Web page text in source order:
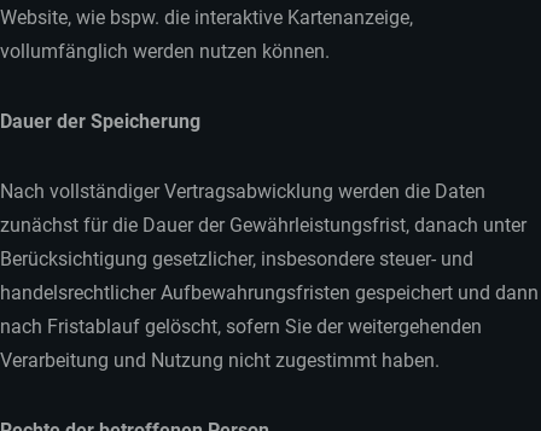
Website, wie bspw. die interaktive Kartenanzeige,
vollumfänglich werden nutzen können.
Dauer der Speicherung
Nach vollständiger Vertragsabwicklung werden die Daten
zunächst für die Dauer der Gewährleistungsfrist, danach unter
Berücksichtigung gesetzlicher, insbesondere steuer- und
handelsrechtlicher Aufbewahrungsfristen gespeichert und dann
nach Fristablauf gelöscht, sofern Sie der weitergehenden
Verarbeitung und Nutzung nicht zugestimmt haben.